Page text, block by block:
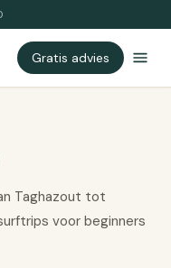
Gratis advies
Taghazout tot
voor beginners